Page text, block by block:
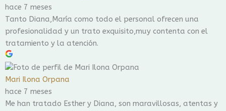
hace 7 meses
Tanto Diana,María como todo el personal ofrecen una
profesionalidad y un trato exquisito,muy contenta con el
tratamiento y la atención.
Mari Ilona Orpana
hace 7 meses
Me han tratado Esther y Diana, son maravillosas, atentas y